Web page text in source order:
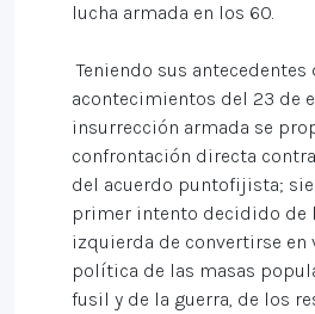
lucha armada en los 60.
Teniendo sus
acontecimientos del 23 de
insurrección armada se
confrontación directa
del acuerdo puntofijista;
primer intento decidido de
izquierda de convertirse en
política de las masas
fusil y de la guerra, de los